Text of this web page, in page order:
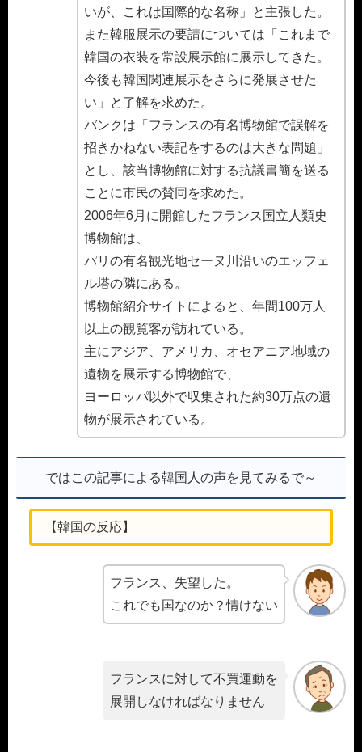
いが、これは国際的な名称」と主張した。
また韓服展示の要請については「これまで
韓国の衣装を常設展示館に展示してきた。
今後も韓国関連展示をさらに発展させた
い」と了解を求めた。
バンクは「フランスの有名博物館で誤解を
招きかねない表記をするのは大きな問題」
とし、該当博物館に対する抗議書簡を送る
ことに市民の賛同を求めた。
2006年6月に開館したフランス国立人類史
博物館は、
パリの有名観光地セーヌ川沿いのエッフェ
ル塔の隣にある。
博物館紹介サイトによると、年間100万人
以上の観覧客が訪れている。
主にアジア、アメリカ、オセアニア地域の
遺物を展示する博物館で、
ヨーロッパ以外で収集された約30万点の遺
物が展示されている。
ではこの記事による韓国人の声を見てみるで～
【韓国の反応】
フランス、失望した。
これでも国なのか？情けない
フランスに対して不買運動を
展開しなければなりません